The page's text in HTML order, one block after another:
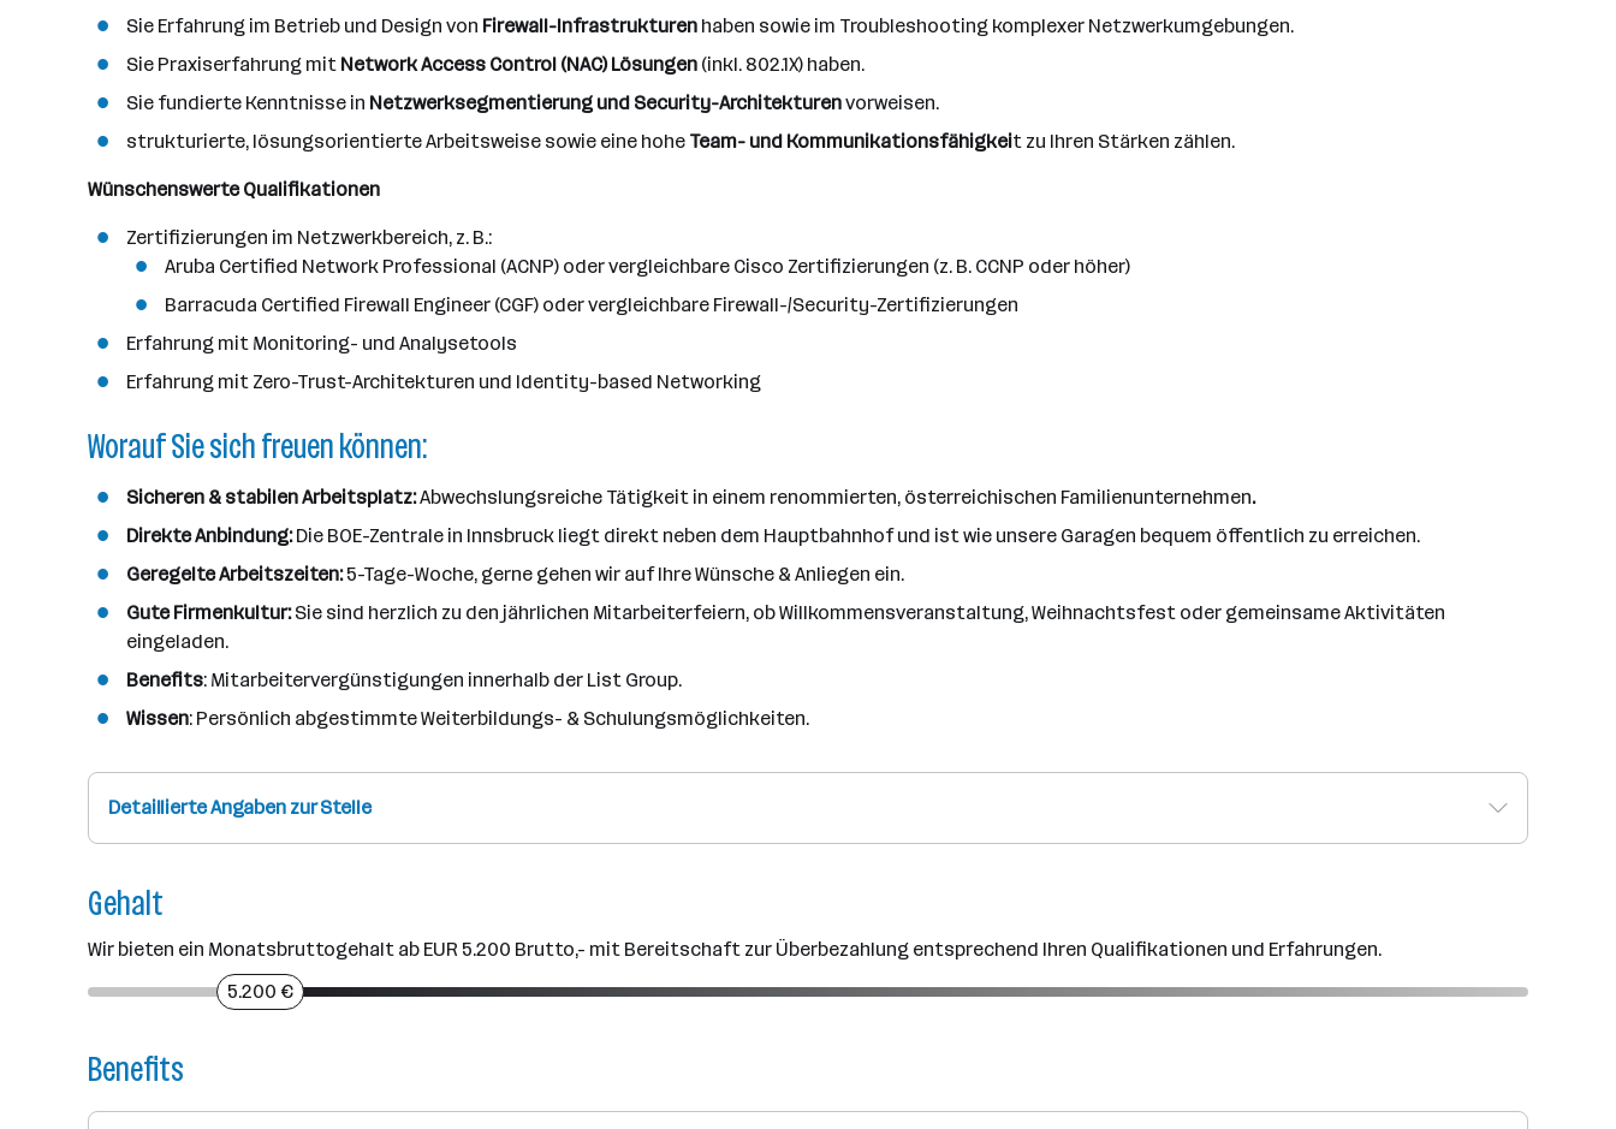
Sie Erfahrung im Betrieb und Design von Firewall-Infrastrukturen haben sowie im Troubleshooting komplexer Netzwerkumgebungen.
Sie Praxiserfahrung mit Network Access Control (NAC) Lösungen (inkl. 802.1X) haben.
Sie fundierte Kenntnisse in Netzwerksegmentierung und Security-Architekturenvorweisen.
strukturierte, lösungsorientierte Arbeitsweise sowie eine hohe Team- und Kommunikationsfähigkeit zu Ihren Stärken zählen.
Wünschenswerte Qualifikationen
Zertifizierungen im Netzwerkbereich, z. B.:
Aruba Certified Network Professional (ACNP) oder vergleichbare Cisco Zertifizierungen (z. B. CCNP oder höher)
Barracuda Certified Firewall Engineer (CGF) oder vergleichbare Firewall-/Security-Zertifizierungen
Erfahrung mit Monitoring- und Analysetools
Erfahrung mit Zero-Trust-Architekturen und Identity-based Networking
Worauf Sie sich freuen können:
Sicheren & stabilen Arbeitsplatz:Abwechslungsreiche Tätigkeit in einem renommierten, österreichischen Familienunternehmen.
Direkte Anbindung:Die BOE-Zentrale in Innsbruck liegt direkt neben dem Hauptbahnhof und ist wie unsere Garagen bequem öffentlich zu erreichen.
Geregelte Arbeitszeiten:5-Tage-Woche, gerne gehen wir auf Ihre Wünsche & Anliegen ein.
Gute Firmenkultur:Sie sind herzlich zu den jährlichen Mitarbeiterfeiern, ob Willkommensveranstaltung, Weihnachtsfest oder gemeinsame Aktivitäten
eingeladen.
Benefits: Mitarbeitervergünstigungen innerhalb der List Group.
Wissen: Persönlich abgestimmte Weiterbildungs- & Schulungsmöglichkeiten.
Detaillierte Angaben zur Stelle
Gehalt
Wir bieten ein Monatsbruttogehalt ab EUR 5.200 Brutto,- mit Bereitschaft zur Überbezahlung entsprechend Ihren Qualifikationen und Erfahrungen.
5.200 €
Benefits